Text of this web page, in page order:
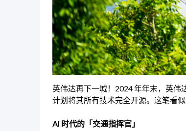
英伟达再下一城！2024 年年末，英伟
计划将其所有技术完全开源。这笔看
AI 时代的「交通指挥官」